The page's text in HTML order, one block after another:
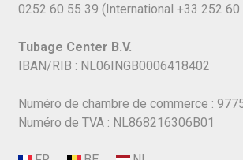
0252 60 55 39 (International +33 252 60
Tubage Center B.V.
IBAN/RIB : NL06INGB0006418402
Numéro de chambre de commerce :
Numéro de TVA : NL868216306B01